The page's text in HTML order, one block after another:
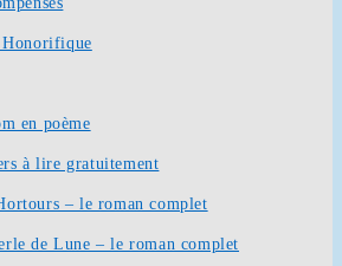
en poème
à lire gratuitement
– le roman complet
de Lune – le roman complet